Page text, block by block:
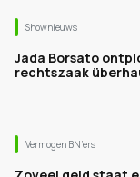
Shownieuws
Jada Borsato
rechtszaak
Vermogen BN’ers